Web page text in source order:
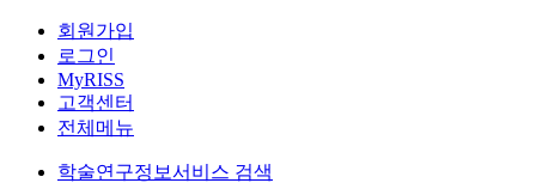
회원가입
로그인
MyRISS
고객센터
전체메뉴
학술연구정보서비스 검색